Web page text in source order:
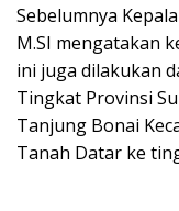
Sebelumnya
M.SI mengatakan
ini juga dilakukan
Tingkat Provinsi
Tanjung Bonai
Tanah Datar ke